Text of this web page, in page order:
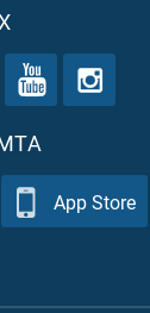
App Store